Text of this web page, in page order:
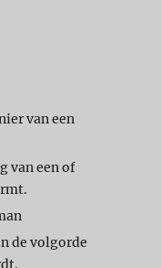
van een
van een of
de volgorde